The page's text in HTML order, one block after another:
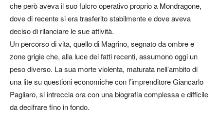
che però aveva il suo fulcro operativo proprio a Mondragone,
dove di recente si era trasferito stabilmente e dove aveva
deciso di rilanciare le sue attività.
Un percorso di vita, quello di Magrino, segnato da ombre e
zone grigie che, alla luce dei fatti recenti, assumono oggi un
peso diverso. La sua morte violenta, maturata nell’ambito di
una lite su questioni economiche con l’imprenditore Giancarlo
Pagliaro, si intreccia ora con una biografia complessa e difficile
da decifrare fino in fondo.